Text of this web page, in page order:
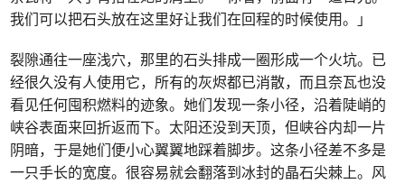
我们可以把石头放在这里好让我们在回程的时候使用。」
裂隙通往一座浅穴，那里的石头排成一圈形成一个火坑。已
经很久没有人使用它，所有的灰烬都已消散，而且奈瓦也没
看见任何囤积燃料的迹象。她们发现一条小径，沿着陡峭的
峡谷表面来回折返而下。太阳还没到天顶，但峡谷内却一片
阴暗，于是她们便小心翼翼地踩着脚步。这条小径差不多是
一只手长的宽度。很容易就会翻落到冰封的晶石尖棘上。风